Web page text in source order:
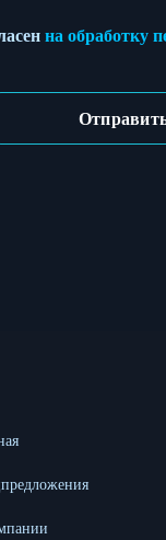
на обработку